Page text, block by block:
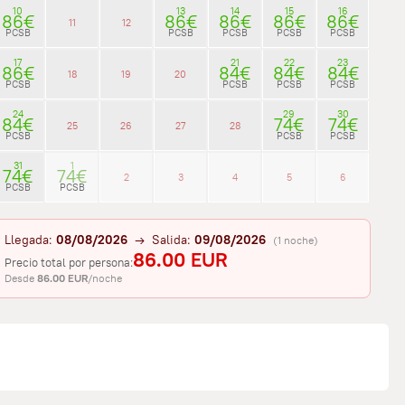
10
86€
PCSB
11 12
13
86€
PCSB
14
86€
PCSB
15
86€
PCSB
16
86€
PCSB
17
86€
PCSB
18 19 20
21
84€
PCSB
22
84€
PCSB
23
84€
PCSB
24
84€
PCSB
25 26 27 28
29
74€
PCSB
30
74€
PCSB
31
74€
PCSB
1
74€
PCSB
2 3 4 5 6
Llegada: 08/08/2026 → Salida: 09/08/2026 (1 noche)
Precio total por persona:86.00 EUR
Desde 86.00 EUR/noche